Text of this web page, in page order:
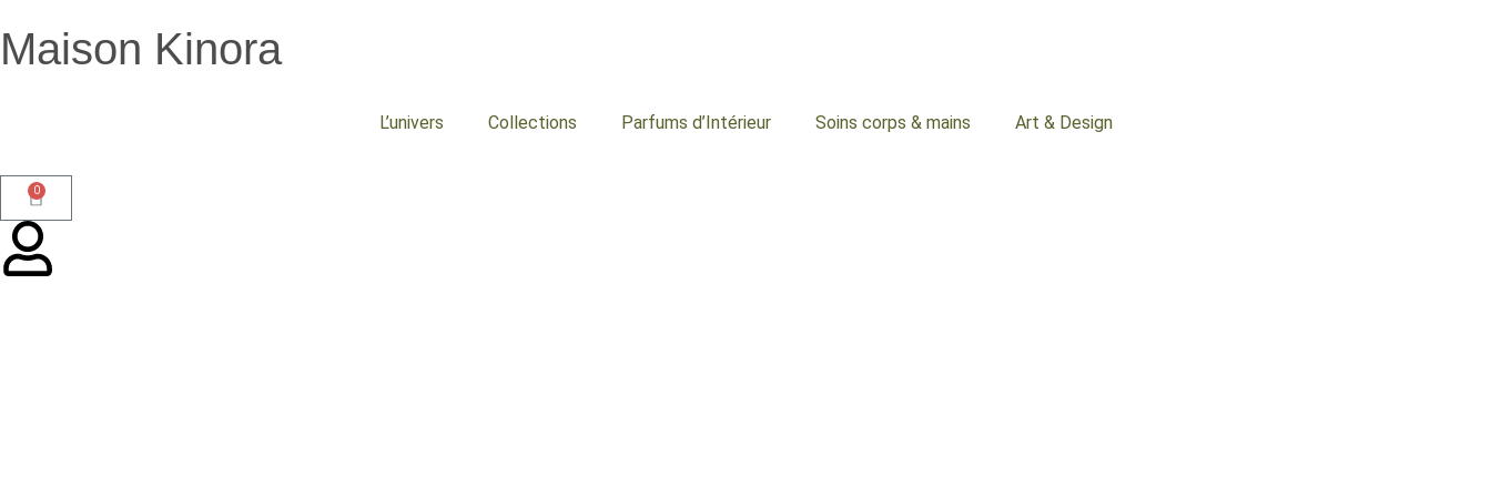
Maison Kinora
L’univers Collections Parfums d’Intérieur Soins corps & mains Art & Design
0